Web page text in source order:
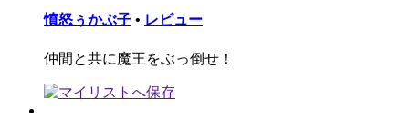
憤怒ぅかぶ子 • レビュー
仲間と共に魔王をぶっ倒せ！